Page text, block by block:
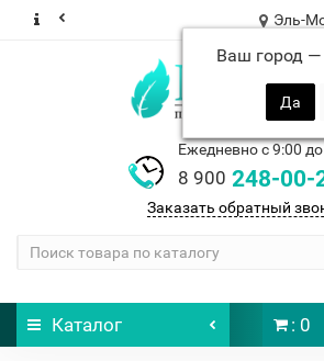
Эль-
Ваш город —
Ежедневно с 9:00
8 900 248-00-
Заказать обратный
Каталог : 0